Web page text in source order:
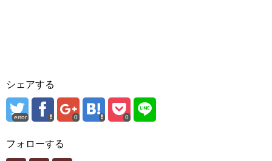
シェアする
error 0 0
フォローする